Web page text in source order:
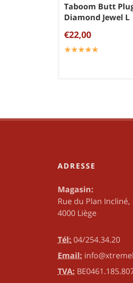
Taboom Butt
Diamond Jewel L
€22,00
☆☆☆☆☆
★★★★★
ADRESSE
Magasin:
Rue du Plan Incliné,
4000 Liège
Tél: 04/254.34.20
Email:
TVA: